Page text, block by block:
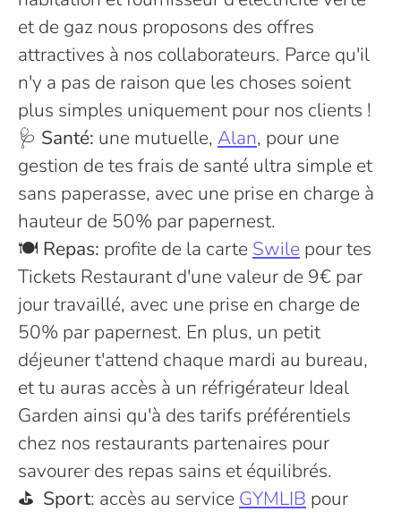
et de gaz nous proposons des offres
attractives à nos collaborateurs. Parce qu'il
n'y a pas de raison que les choses soient
plus simples uniquement pour nos clients !
🩺 Santé: une mutuelle, Alan, pour une
gestion de tes frais de santé ultra simple et
sans paperasse, avec une prise en charge à
hauteur de 50% par papernest.
🍽️ Repas: profite de la carte Swile pour tes
Tickets Restaurant d'une valeur de 9€ par
jour travaillé, avec une prise en charge de
50% par papernest. En plus, un petit
déjeuner t'attend chaque mardi au bureau,
et tu auras accès à un réfrigérateur Ideal
Garden ainsi qu'à des tarifs préférentiels
chez nos restaurants partenaires pour
savourer des repas sains et équilibrés.
⛳️ Sport: accès au service GYMLIB pour